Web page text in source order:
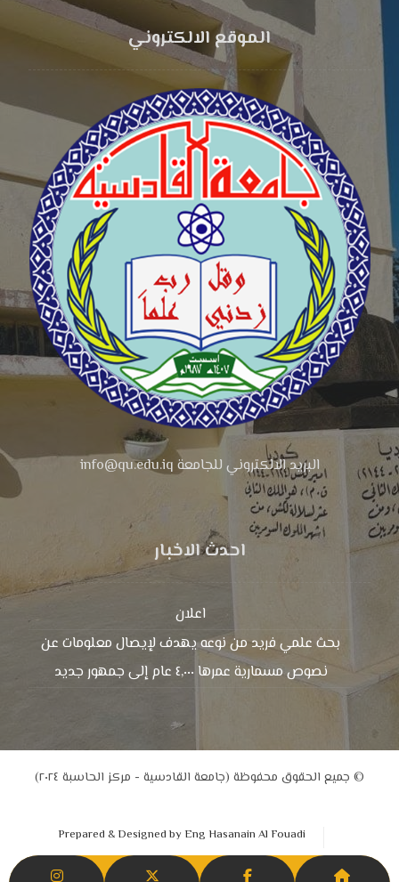
الموقع الالكتروني
البريد الالكتروني للجامعة info@qu.edu.iq
احدث الاخبار
اعلان
بحث علمي فريد من نوعه يهدف لإيصال معلومات عن
نصوص مسمارية عمرها ٤,٠٠٠ عام إلى جمهور جديد
© جميع الحقوق محفوظة (جامعة القادسية - مركز الحاسبة ٢٠٢٤)
Prepared & Designed by Eng Hasanain Al Fouadi